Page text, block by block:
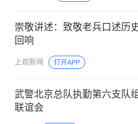
崇敬讲述：致敬老兵口述历
回响
上观新闻 打开APP
武警北京总队执勤第六支队
联谊会